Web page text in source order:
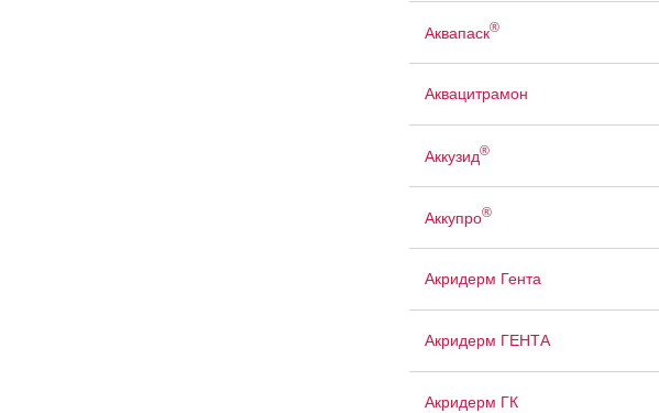
Аквапаск®
Аквацитрамон
Аккузид®
Аккупро®
Акридерм Гента
Акридерм ГЕНТА
Акридерм ГК